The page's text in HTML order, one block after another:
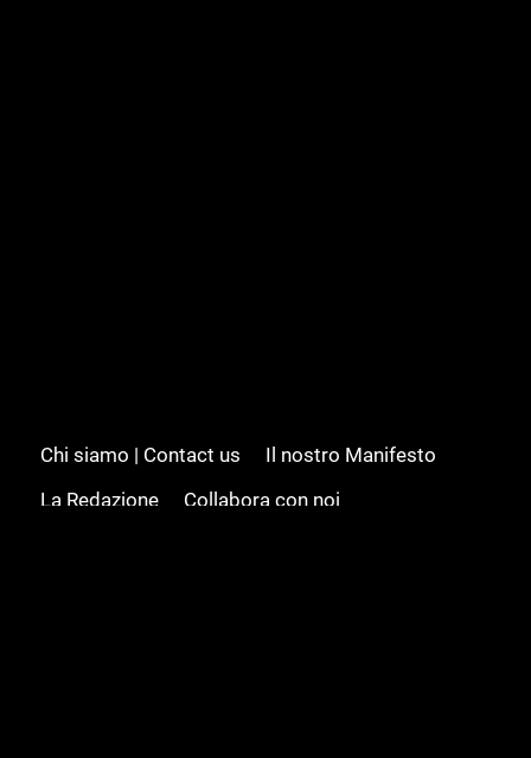
Chi siamo | Contact us
Il nostro Manifesto
La Redazione
Collabora con noi